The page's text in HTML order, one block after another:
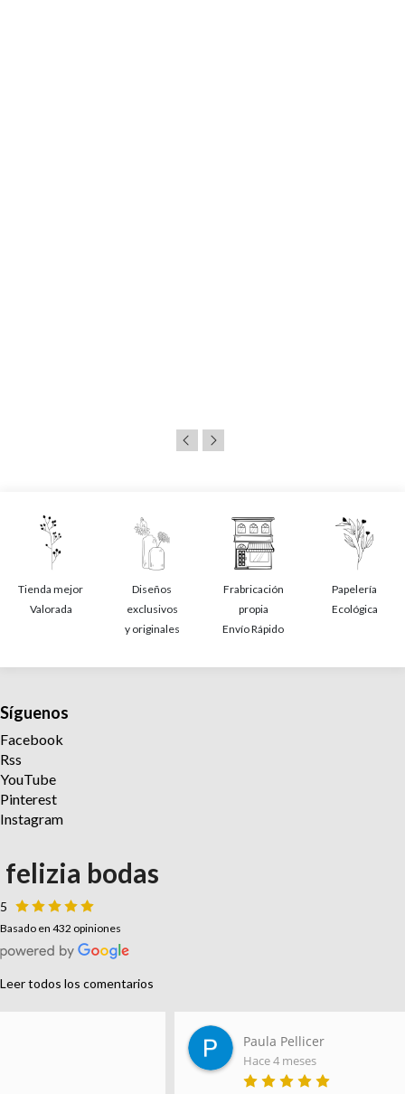
Tienda mejor
Valorada
Diseños
exclusivos
y originales
Frabricación
propia
Envío Rápido
Papelería
Ecológica
Síguenos
Facebook
Rss
YouTube
Pinterest
Instagram
felizia bodas
5
Basado en 432 opiniones
Leer todos los comentarios